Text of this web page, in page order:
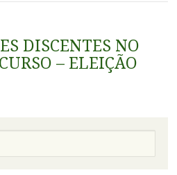
DISCENTES NO
– ELEIÇÃO